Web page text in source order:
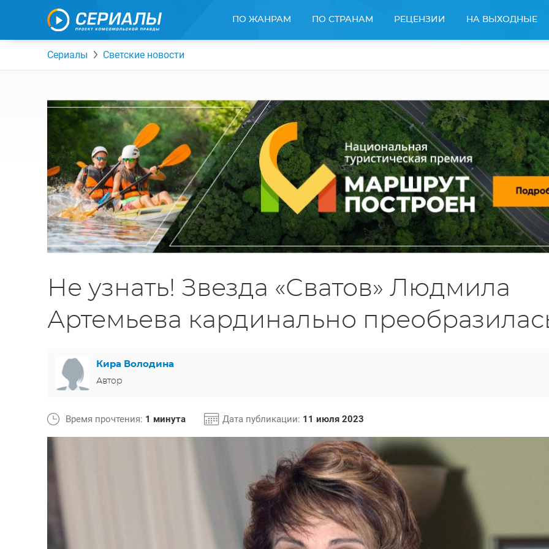
ПО ЖАНРАМ ПО СТРАНАМ РЕЦЕНЗИИ НА ВЫХОДНЫЕ
Сериалы Светские новости
Не узнать! Звезда «Сватов» Людмила
Артемьева кардинально
Кира Володина
Автор
Время прочтения: 1 минута Дата публикации: 11 июля 2023